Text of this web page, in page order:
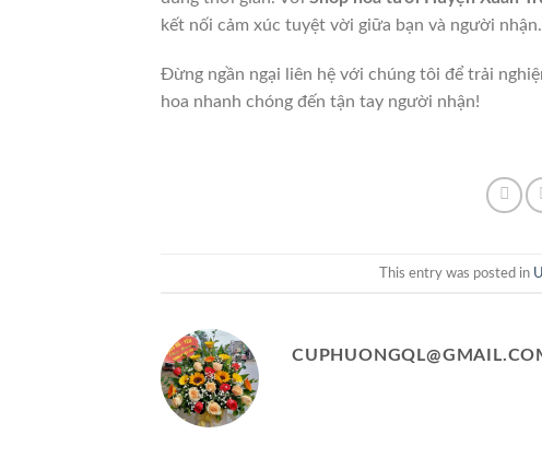
kết nối cảm xúc tuyệt vời giữa bạn và người nhận.
Đừng ngần ngại liên hệ với chúng tôi để trải
hoa nhanh chóng đến tận tay người nhận!
This entry was posted in